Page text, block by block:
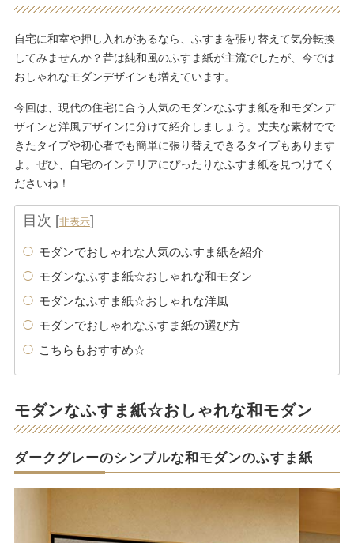
自宅に和室や押し入れがあるなら、ふすまを張り替えて気分転換
してみませんか？昔は純和風のふすま紙が主流でしたが、今では
おしゃれなモダンデザインも増えています。
今回は、現代の住宅に合う人気のモダンなふすま紙を和モダンデ
ザインと洋風デザインに分けて紹介しましょう。丈夫な素材でで
きたタイプや初心者でも簡単に張り替えできるタイプもあります
よ。ぜひ、自宅のインテリアにぴったりなふすま紙を見つけてく
ださいね！
目次 [非表示]
モダンでおしゃれな人気のふすま紙を紹介
モダンなふすま紙☆おしゃれな和モダン
モダンなふすま紙☆おしゃれな洋風
モダンでおしゃれなふすま紙の選び方
こちらもおすすめ☆
モダンなふすま紙☆おしゃれな和モダン
ダークグレーのシンプルな和モダンのふすま紙